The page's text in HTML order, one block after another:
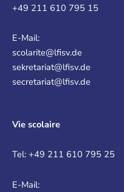
+49 211 610 795 15
E-Mail:
scolarite@lfisv.de
sekretariat@lfisv.de
secretariat@lfisv.de
Vie scolaire
Tel: +49 211 610 795 25
E-Mail: